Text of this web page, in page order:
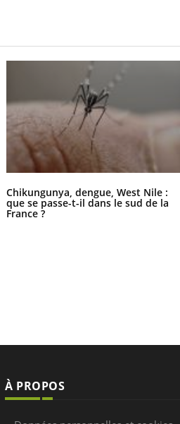
Chikungunya, dengue, West Nile :
que se passe-t-il dans le sud de la
France ?
À PROPOS